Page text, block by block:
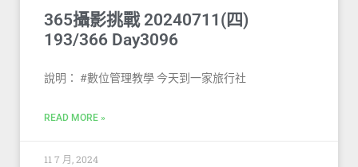
365攝影挑戰 20240711(四)
193/366 Day3096
說明： #數位管理教學 今天到一家旅行社
READ MORE »
11 7 月, 2024